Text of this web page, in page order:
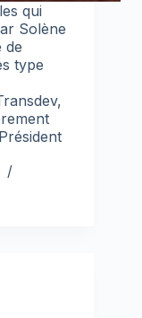
qui
Solène
de
type